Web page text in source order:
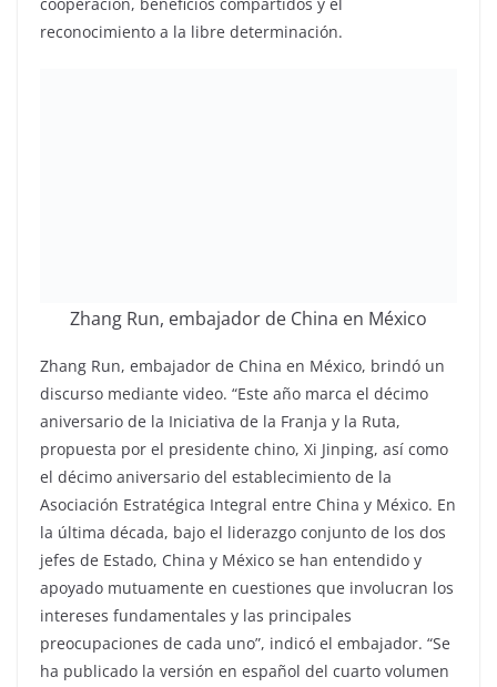
reconocimiento a la libre determinación.
Zhang Run, embajador de China en México
Zhang Run, embajador de China en México, brindó un
discurso mediante video. “Este año marca el décimo
aniversario de la Iniciativa de la Franja y la Ruta,
propuesta por el presidente chino, Xi Jinping, así como
el décimo aniversario del establecimiento de la
Asociación Estratégica Integral entre China y México. En
la última década, bajo el liderazgo conjunto de los dos
jefes de Estado, China y México se han entendido y
apoyado mutuamente en cuestiones que involucran los
intereses fundamentales y las principales
preocupaciones de cada uno”, indicó el embajador. “Se
ha publicado la versión en español del cuarto volumen